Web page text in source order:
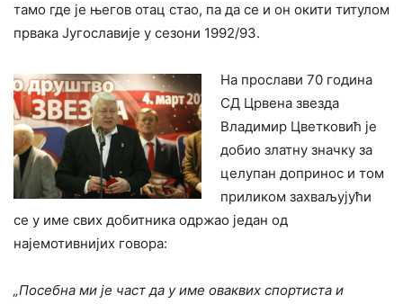
тамо где је његов отац стао, па да се и он окити титулом
првака Југославије у сезони 1992/93.
На прослави 70 година
СД Црвена звезда
Владимир Цветковић је
добио златну значку за
целупан допринос и том
приликом захваљујући
се у име свих добитника одржао један од
најемотивнијих говора:
„Посебна ми је част да у име оваквих спортиста и